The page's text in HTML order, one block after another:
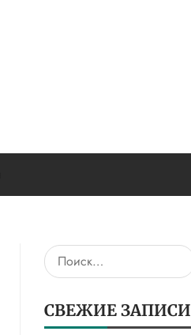
Найти:
СВЕЖИЕ ЗАПИСИ